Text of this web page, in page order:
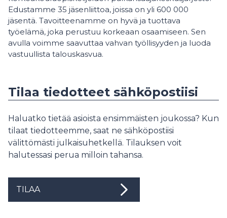
Edustamme 35 jäsenliittoa, joissa on yli 600 000
jäsentä. Tavoitteenamme on hyvä ja tuottava
työelämä, joka perustuu korkeaan osaamiseen. Sen
avulla voimme saavuttaa vahvan työllisyyden ja luoda
vastuullista talouskasvua.
Tilaa tiedotteet sähköpostiisi
Haluatko tietää asioista ensimmäisten joukossa? Kun
tilaat tiedotteemme, saat ne sähköpostiisi
välittömästi julkaisuhetkellä. Tilauksen voit
halutessasi perua milloin tahansa.
TILAA